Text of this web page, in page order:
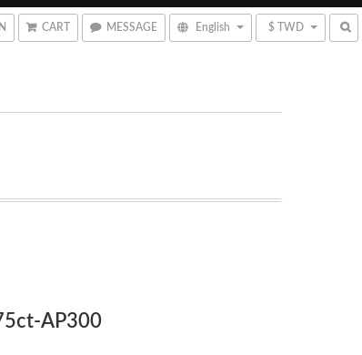
CART MESSAGE English $ TWD
AP300